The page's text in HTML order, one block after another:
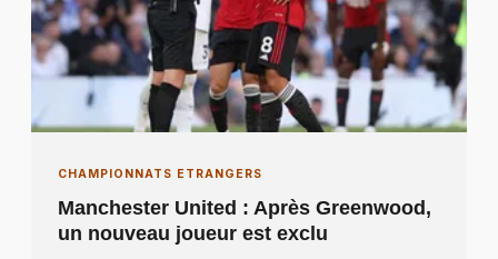
CHAMPIONNATS ETRANGERS
Manchester United : Après Greenwood,
un nouveau joueur est exclu